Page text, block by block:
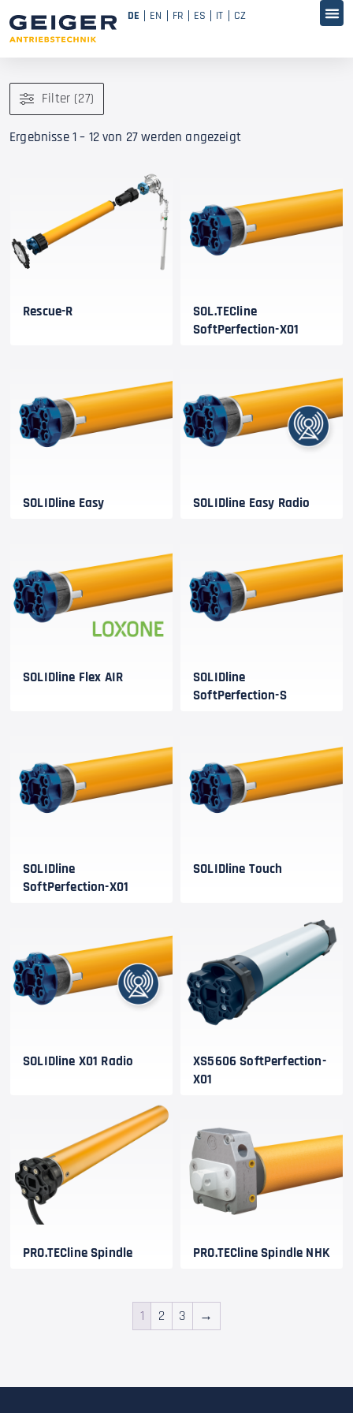
DE EN FR ES IT CZ
Filter (27)
Ergebnisse 1 – 12 von 27 werden angezeigt
Rescue-R
SOL.TECline
SoftPerfection-X01
SOLIDline Easy SOLIDline Easy Radio
SOLIDline Flex AIR
SOLIDline
SoftPerfection-S
SOLIDline
SoftPerfection-X01
SOLIDline Touch
SOLIDline X01 Radio
XS5606 SoftPerfection-
X01
PRO.TECline Spindle PRO.TECline Spindle NHK
1 2 3 →